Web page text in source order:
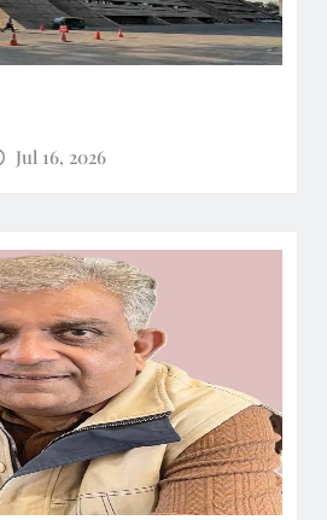
Jul 16, 2026